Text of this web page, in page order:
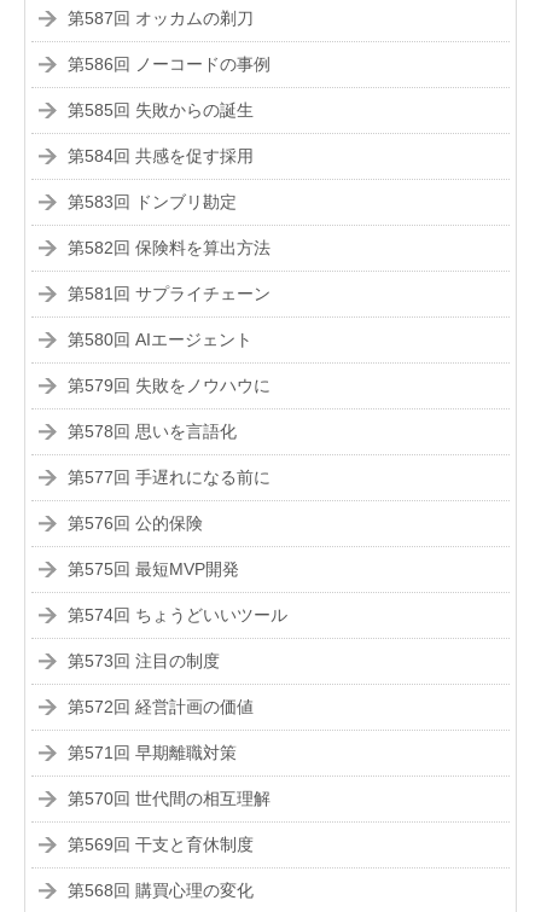
第587回 オッカムの剃刀
第586回 ノーコードの事例
第585回 失敗からの誕生
第584回 共感を促す採用
第583回 ドンブリ勘定
第582回 保険料を算出方法
第581回 サプライチェーン
第580回 AIエージェント
第579回 失敗をノウハウに
第578回 思いを言語化
第577回 手遅れになる前に
第576回 公的保険
第575回 最短MVP開発
第574回 ちょうどいいツール
第573回 注目の制度
第572回 経営計画の価値
第571回 早期離職対策
第570回 世代間の相互理解
第569回 干支と育休制度
第568回 購買心理の変化